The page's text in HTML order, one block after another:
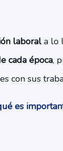
laborala lo
cada época,
con sus
es